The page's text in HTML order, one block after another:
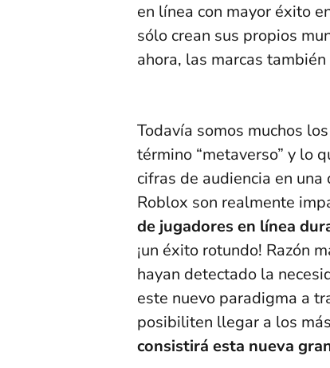
en línea con mayor éxito
sólo crean sus propios
ahora, las marcas
Todavía somos muchos
término “metaverso” y lo
cifras de audiencia en
Roblox son realmente
de jugadores en línea
¡un éxito rotundo! Razón
hayan detectado la
este nuevo paradigma a
posibiliten llegar a los
consistirá esta nueva